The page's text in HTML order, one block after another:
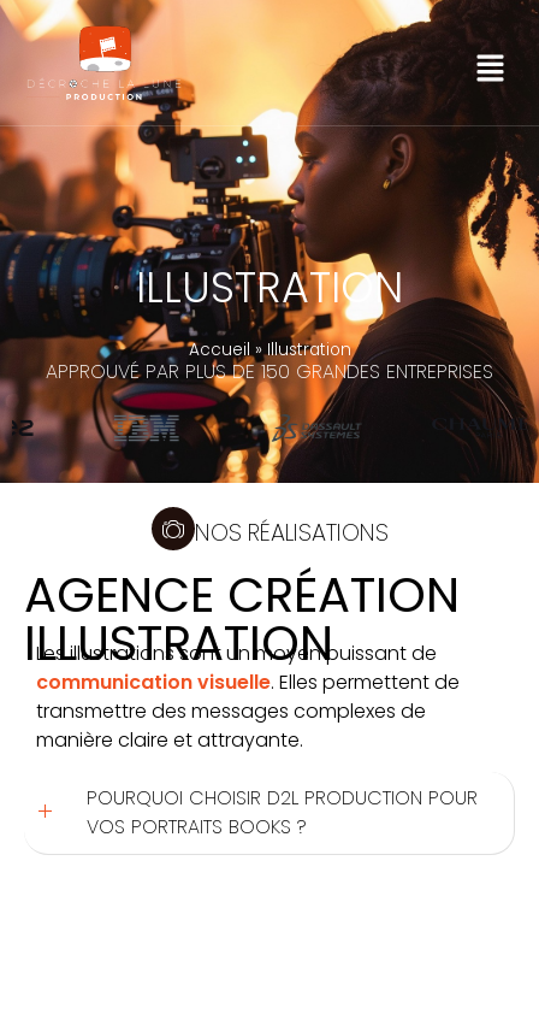
ILLUSTRATION
APPROUVÉ PAR PLUS DE 150 GRANDES ENTREPRISES
Accueil »Illustration
NOS RÉALISATIONS
AGENCE CRÉATION
ILLUSTRATION
Les illustrations sont un moyen puissant de
communication visuelle. Elles permettent de
transmettre des messages complexes de
manière claire et attrayante.
POURQUOI CHOISIR D2L PRODUCTION POUR
VOS PORTRAITS BOOKS ?